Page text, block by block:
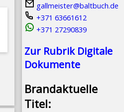
gallmeister@baltbuch.de
+371 63661612
+371 27290839
Zur Rubrik Digitale
Dokumente
Brandaktuelle
Titel: